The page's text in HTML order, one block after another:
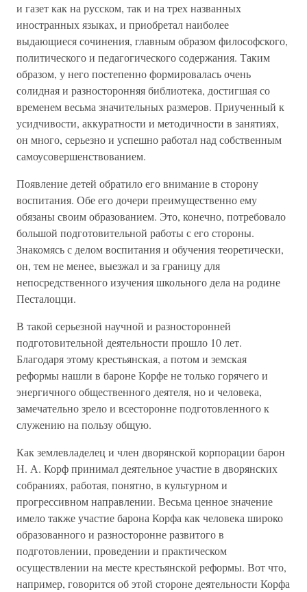
и газет как на русском, так и на трех названных
иностранных языках, и приобретал наиболее
выдающиеся сочинения, главным образом философского,
политического и педагогического содержания. Таким
образом, у него постепенно формировалась очень
солидная и разносторонняя библиотека, достигшая со
временем весьма значительных размеров. Приученный к
усидчивости, аккуратности и методичности в занятиях,
он много, серьезно и успешно работал над собственным
самоусовершенствованием.
Появление детей обратило его внимание в сторону
воспитания. Обе его дочери преимущественно ему
обязаны своим образованием. Это, конечно, потребовало
большой подготовительной работы с его стороны.
Знакомясь с делом воспитания и обучения теоретически,
он, тем не менее, выезжал и за границу для
непосредственного изучения школьного дела на родине
Песталоцци.
В такой серьезной научной и разносторонней
подготовительной деятельности прошло 10 лет.
Благодаря этому крестьянская, а потом и земская
реформы нашли в бароне Корфе не только горячего и
энергичного общественного деятеля, но и человека,
замечательно зрело и всесторонне подготовленного к
служению на пользу общую.
Как землевладелец и член дворянской корпорации барон
Н. А. Корф принимал деятельное участие в дворянских
собраниях, работая, понятно, в культурном и
прогрессивном направлении. Весьма ценное значение
имело также участие барона Корфа как человека широко
образованного и разносторонне развитого в
подготовлении, проведении и практическом
осуществлении на месте крестьянской реформы. Вот что,
например, говорится об этой стороне деятельности Корфа